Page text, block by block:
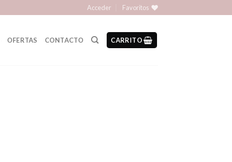
Acceder Favoritos
OFERTAS CONTACTO CARRITO